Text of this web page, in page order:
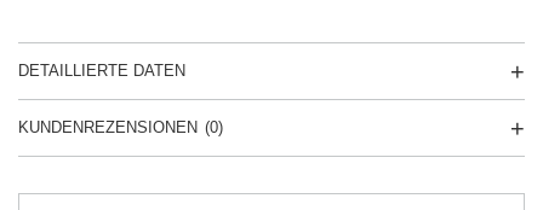
DETAILLIERTE DATEN
KUNDENREZENSIONEN (0)